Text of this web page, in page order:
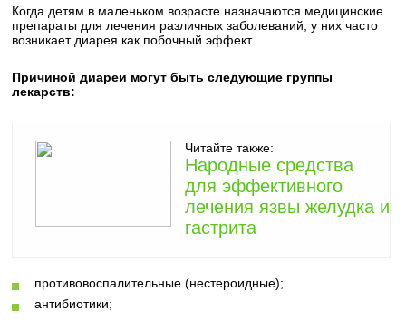
Когда детям в маленьком возрасте назначаются медицинские
препараты для лечения различных заболеваний, у них часто
возникает диарея как побочный эффект.
Причиной диареи могут быть следующие группы
лекарств:
Читайте также:
Народные средства
для эффективного
лечения язвы желудка и
гастрита
противовоспалительные (нестероидные);
антибиотики;